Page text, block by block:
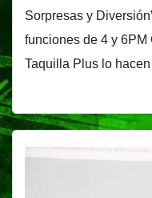
Sorpresas y
funciones de 4 y
Taquilla Plus lo